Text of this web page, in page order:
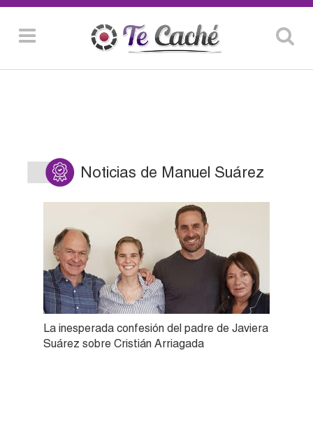
Noticias de Manuel Suárez
La inesperada confesión del padre de Javiera
Suárez sobre Cristián Arriagada